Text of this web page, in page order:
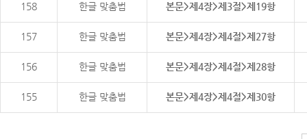
158 한글 맞춤법 본문>제4장>제3절>제19항
157 한글 맞춤법 본문>제4장>제4절>제27항
156 한글 맞춤법 본문>제4장>제4절>제28항
155 한글 맞춤법 본문>제4장>제4절>제30항